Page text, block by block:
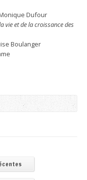
Dufour
vie et de la croissance des
Boulanger